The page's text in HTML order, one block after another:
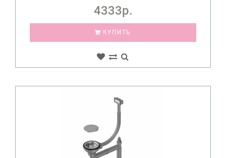
4333р.
КУПИТЬ